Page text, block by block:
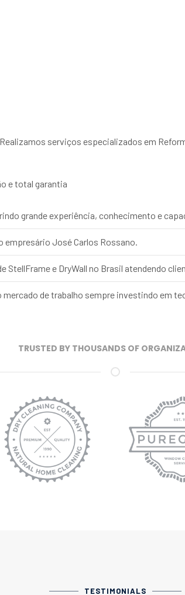
serviços especializados em
e total garantia
grande experiência, conhecimento e
empresário José Carlos Rossano.
StellFrame e DryWall no Brasil atendendo
de trabalho sempre investindo em
TRUSTED BY THOUSANDS OF
TESTIMONIALS